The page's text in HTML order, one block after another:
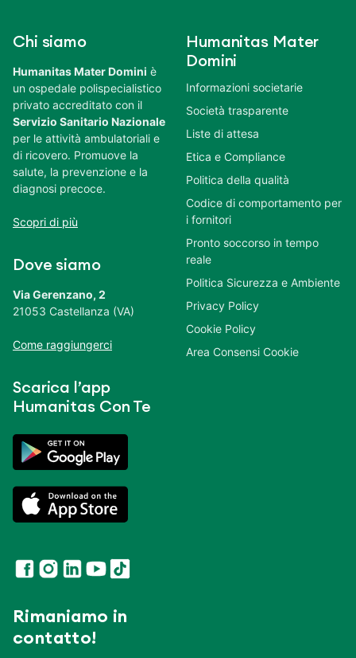
Chi siamo
Humanitas Mater Domini è
un ospedale polispecialistico
privato accreditato con il
Servizio Sanitario Nazionale
per le attività ambulatoriali e
di ricovero. Promuove la
salute, la prevenzione e la
diagnosi precoce.
Scopri di più
Dove siamo
Via Gerenzano, 2
21053 Castellanza (VA)
Come raggiungerci
Scarica l’app
Humanitas Con Te
Rimaniamo in
contatto!
Humanitas Mater
Domini
Informazioni societarie
Società trasparente
Liste di attesa
Etica e Compliance
Politica della qualità
Codice di comportamento per
i fornitori
Pronto soccorso in tempo
reale
Politica Sicurezza e Ambiente
Privacy Policy
Cookie Policy
Area Consensi Cookie